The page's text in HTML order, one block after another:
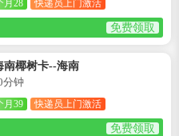
月28 快递员上门激活
免费领取
南椰树卡--海南
分钟
月39 快递员上门激活
免费领取